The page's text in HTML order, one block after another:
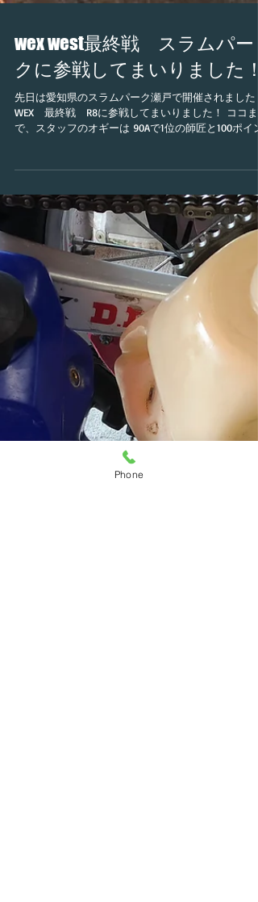
wex west最終戦 スラムパー
クに参戦してまいりました！
先日は愛知県のスラムパーク瀬戸で開催されました
WEX 最終戦 R8に参戦してまいりました！ ココま
で、スタッフのオギーは 90Aで1位の師匠と100ポイン
ト差！ 年間優勝をもぎ取るには1位がほぼ絶対条件で
す！ ワタクシも90Cで2位のＯ森さんと149ポイント差
Phone